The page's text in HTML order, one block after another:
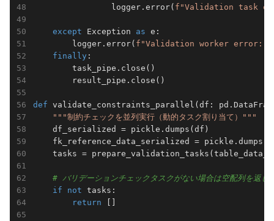
logger.error( f"Validation task
except Exception as e:
logger.error( f"Validation worker error:
finally :
task_pipe.close()
result_pipe.close()
def validate_constraints_parallel (df:
"""制約チェックを並列実行（動的タスク割り当て）"""
df_serialized = pickle.dumps(df)
fk_reference_data_serialized =
tasks =
# バリデーションチェックタスクがない場合は空配列を返し
if
not tasks:
return